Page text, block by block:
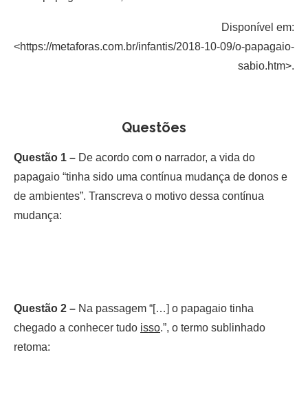
Disponível em:
<https://metaforas.com.br/infantis/2018-10-09/o-papagaio-
sabio.htm>.
Questões
Questão 1 – De acordo com o narrador, a vida do
papagaio “tinha sido uma contínua mudança de donos e
de ambientes”. Transcreva o motivo dessa contínua
mudança:
Questão 2 – Na passagem “[…] o papagaio tinha
chegado a conhecer tudo isso.”, o termo sublinhado
retoma: